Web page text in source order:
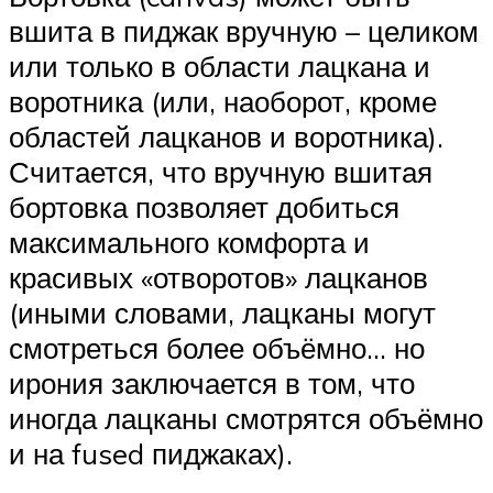
вшита в пиджак вручную – целиком
или только в области лацкана и
воротника (или, наоборот, кроме
областей лацканов и воротника).
Считается, что вручную вшитая
бортовка позволяет добиться
максимального комфорта и
красивых «отворотов» лацканов
(иными словами, лацканы могут
смотреться более объёмно… но
ирония заключается в том, что
иногда лацканы смотрятся объёмно
и на fused пиджаках).